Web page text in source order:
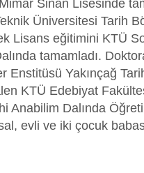
Sinan Lisesinde
Üniversitesi Tarih
Lisans eğitimini KTÜ
tamamladı.
Enstitüsü Yakınçağ
KTÜ Edebiyat
Anabilim Dalında
evli ve iki çocuk